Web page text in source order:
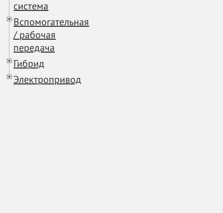
система
Вспомогательная
/ рабочая
передача
Гибрид
Электропривод